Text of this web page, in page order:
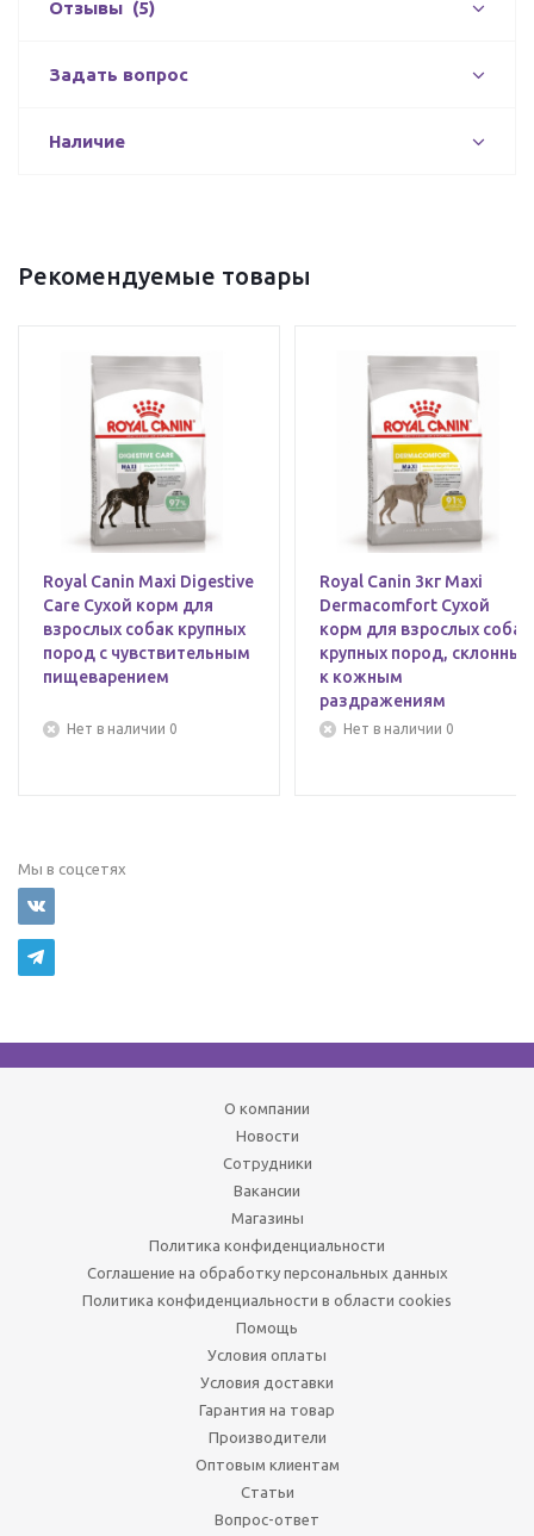
Отзывы (5)
Задать вопрос
Наличие
Рекомендуемые товары
Royal Canin Maxi Digestive
Care Сухой корм для
взрослых собак крупных
пород с чувствительным
пищеварением
Нет в наличии 0
Royal Canin 3кг Maxi
Dermacomfort Сухой
корм для взрослых собак
крупных пород, склонных
к кожным
раздражениям
Нет в наличии 0
Мы в соцсетях
О компании
Новости
Сотрудники
Вакансии
Магазины
Политика конфиденциальности
Соглашение на обработку персональных данных
Политика конфиденциальности в области cookies
Помощь
Условия оплаты
Условия доставки
Гарантия на товар
Производители
Оптовым клиентам
Статьи
Вопрос-ответ